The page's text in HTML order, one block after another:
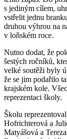
s jediným cílem,
vstřelit jednu
druhou výhrou na
v loňském roce.
Nutno dodat, že
šestých ročníků,
velké soutěži byly
že se jim podařilo
krajském kole.
reprezentaci školy.
Školu
Hofrichterová a
Matyášová a